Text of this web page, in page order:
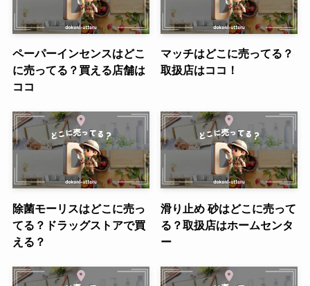
ペーパーインセンスはどこ
に売ってる？買える店舗は
ココ
マッチはどこに売ってる？
取扱店はココ！
除菌モーリスはどこに売っ
てる？ドラッグストアで買
える？
滑り止め 砂はどこに売って
る？取扱店はホームセンタ
ー